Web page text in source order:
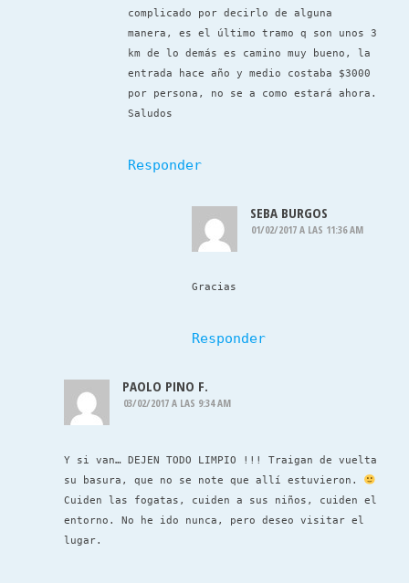
complicado por decirlo de alguna
manera, es el último tramo q son unos 3
km de lo demás es camino muy bueno, la
entrada hace año y medio costaba $3000
por persona, no se a como estará ahora.
Saludos
Responder
SEBA BURGOS
01/02/2017 A LAS 11:36 AM
Gracias
Responder
PAOLO PINO F.
03/02/2017 A LAS 9:34 AM
Y si van… DEJEN TODO LIMPIO !!! Traigan de vuelta
su basura, que no se note que allí estuvieron.
Cuiden las fogatas, cuiden a sus niños, cuiden el
entorno. No he ido nunca, pero deseo visitar el
lugar.